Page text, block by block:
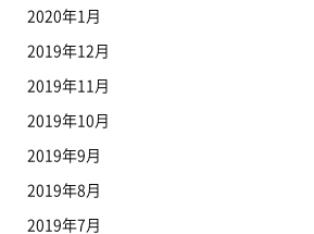
2020年1月
2019年12月
2019年11月
2019年10月
2019年9月
2019年8月
2019年7月